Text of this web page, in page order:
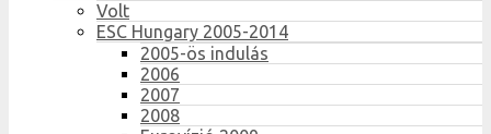
Volt
ESC Hungary 2005-2014
2005-ös indulás
2006
2007
2008